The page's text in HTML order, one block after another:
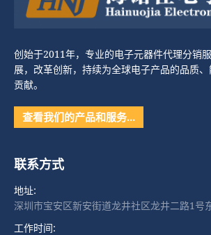
创始于2011年，专业的电子元器件代理分销
展，改革创新，持续为全球电子产品的品质
贡献。
查看我们的产品和服务…
联系方式
地址:
深圳市宝安区新安街道龙井社区龙井二路1号
工作时间: